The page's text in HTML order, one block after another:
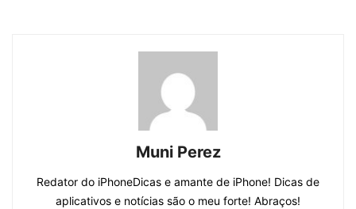
Muni Perez
Redator do iPhoneDicas e amante de iPhone! Dicas de
aplicativos e notícias são o meu forte! Abraços!